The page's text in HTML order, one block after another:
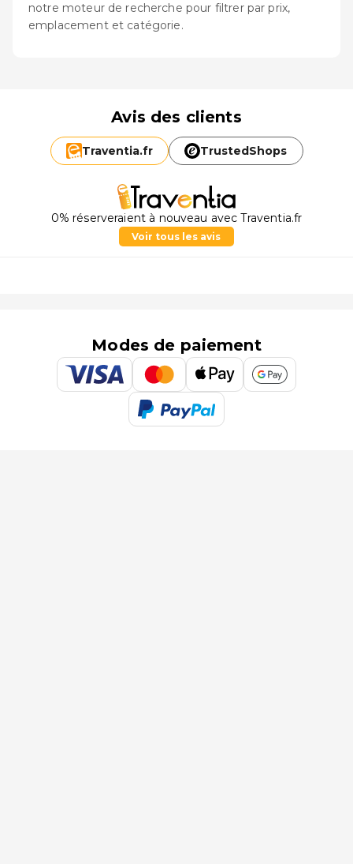
notre moteur de recherche pour filtrer par prix,
emplacement et catégorie.
Avis des clients
Traventia.fr TrustedShops
0% réserveraient à nouveau avec Traventia.fr
Voir tous les avis
Modes de paiement